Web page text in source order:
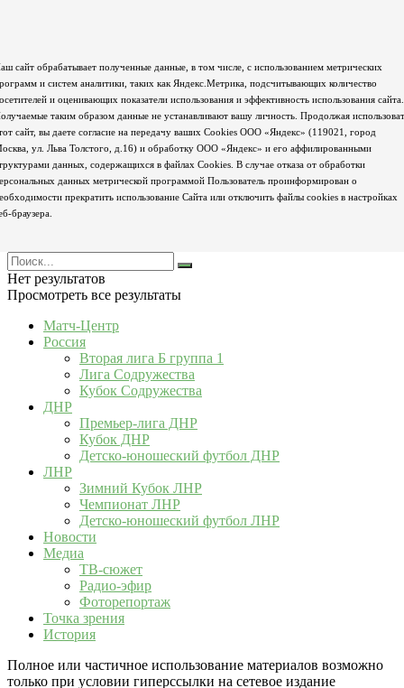
сайт обрабатывает полученные данные, в том числе, с использованием метрических
и систем аналитики, таких как Яндекс.Метрика, подсчитывающих количество
и оценивающих показатели использования и эффективность использования сайта.
таким образом данные не устанавливают вашу личность. Продолжая
сайт, вы даете согласие на передачу ваших Cookies ООО «Яндекс» (119021, город
ул. Льва Толстого, д.16) и обработку ООО «Яндекс» и его аффилированными
данных, содержащихся в файлах Cookies. В случае отказа от обработки
данных метрической программой Пользователь проинформирован о
прекратить использование Сайта или отключить файлы cookies в настройках
браузера.
Нет результатов
Просмотреть все результаты
Матч-Центр
Россия
Вторая лига Б группа 1
Лига Содружества
Кубок Содружества
ДНР
Премьер-лига ДНР
Кубок ДНР
Детско-юношеский футбол ДНР
ЛНР
Зимний Кубок ЛНР
Чемпионат ЛНР
Детско-юношеский футбол ЛНР
Новости
Медиа
ТВ-сюжет
Радио-эфир
Фоторепортаж
Точка зрения
История
Полное или частичное использование материалов возможно
только при условии гиперссылки на сетевое издание